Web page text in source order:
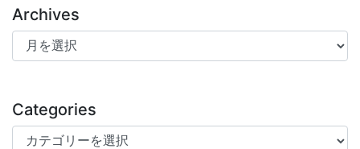
Archives
Archives
Categories
Categories